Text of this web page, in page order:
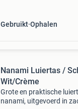
Gebruikt Ophalen
Nanami Luiertas /
Wit/Crème
Grote en praktische
nanami, uitgevoerd in